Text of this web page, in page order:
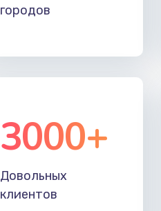
городов
3000+
Довольных
клиентов